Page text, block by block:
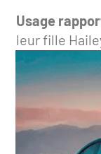
Usage
leur fille